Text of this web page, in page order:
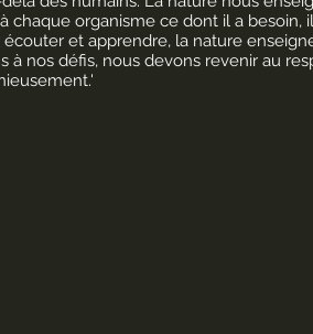
chaque organisme ce dont il a besoin,
et apprendre, la nature
à nos défis, nous devons revenir au